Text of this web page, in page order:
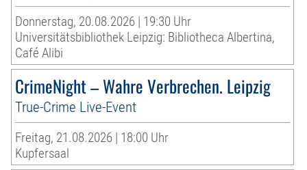
Donnerstag, 20.08.2026 | 19:30 Uhr
Universitätsbibliothek Leipzig: Bibliotheca Albertina,
Café Alibi
CrimeNight – Wahre Verbrechen. Leipzig
True-Crime Live-Event
Freitag, 21.08.2026 | 18:00 Uhr
Kupfersaal